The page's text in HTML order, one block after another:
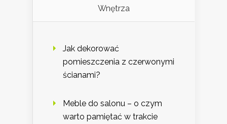
Wnętrza
Jak dekorować
pomieszczenia z czerwonymi
ścianami?
Meble do salonu – o czym
warto pamiętać w trakcie